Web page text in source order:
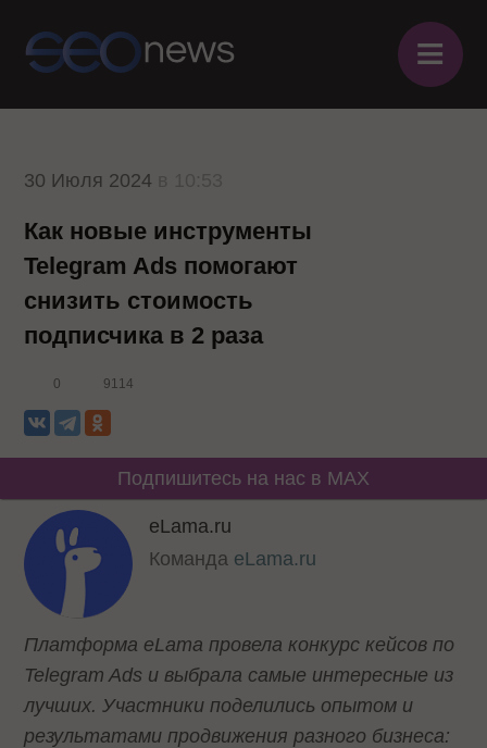
≡
30 Июля 2024
Как новые инструменты
Telegram Ads помогают
снизить стоимость
подписчика в 2 раза
0 9114
Подпишитесь на нас в MAX
eLama.ru
Команда eLama.ru
Платформа eLama провела конкурс кейсов по
Telegram Ads и выбрала самые интересные из
лучших. Участники поделились опытом и
результатами продвижения разного бизнеса: